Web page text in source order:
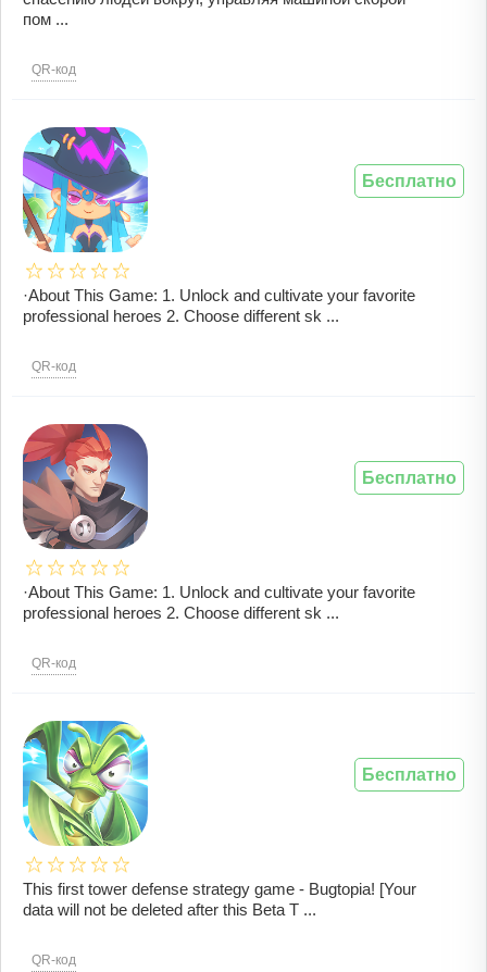
пом ...
QR-код
·About This Game: 1. Unlock and cultivate your favorite
professional heroes 2. Choose different sk ...
QR-код
Бесплатно
·About This Game: 1. Unlock and cultivate your favorite
professional heroes 2. Choose different sk ...
QR-код
Бесплатно
This first tower defense strategy game - Bugtopia! [Your
data will not be deleted after this Beta T ...
QR-код
Бесплатно